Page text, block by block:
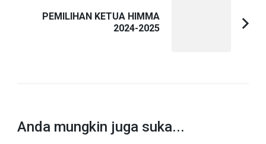
PEMILIHAN KETUA HIMMA
2024-2025
Anda mungkin juga suka...